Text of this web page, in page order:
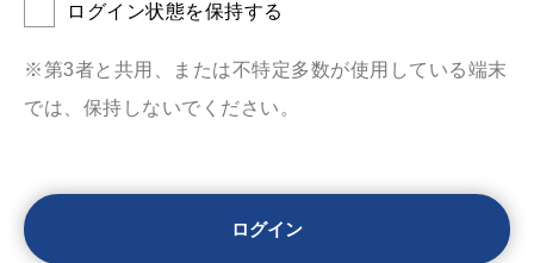
ログイン状態を保持する
※第3者と共用、または不特定多数が使用している端末
では、保持しないでください。